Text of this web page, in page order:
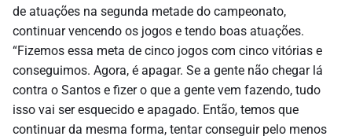
de atuações na segunda metade do campeonato,
continuar vencendo os jogos e tendo boas atuações.
“Fizemos essa meta de cinco jogos com cinco vitórias e
conseguimos. Agora, é apagar. Se a gente não chegar lá
contra o Santos e fizer o que a gente vem fazendo, tudo
isso vai ser esquecido e apagado. Então, temos que
continuar da mesma forma, tentar conseguir pelo menos